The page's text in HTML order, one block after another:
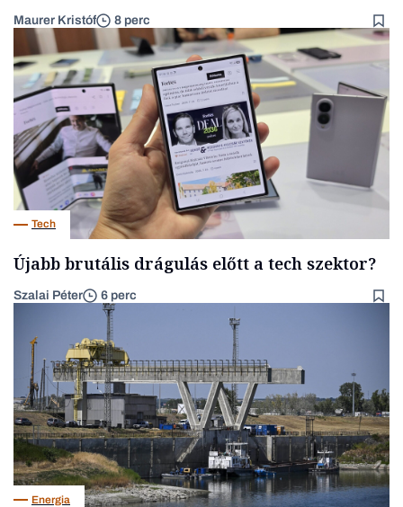
Maurer Kristóf 8 perc
Tech
Újabb brutális drágulás előtt a tech szektor?
Szalai Péter 6 perc
Energia